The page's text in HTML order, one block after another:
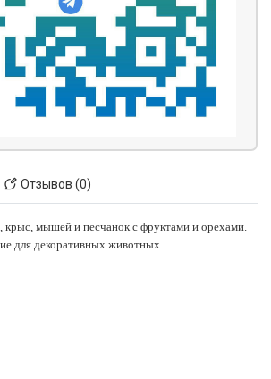
Отзывов (0)
крыс, мышей и песчанок с фруктами и орехами.
для декоративных животных.